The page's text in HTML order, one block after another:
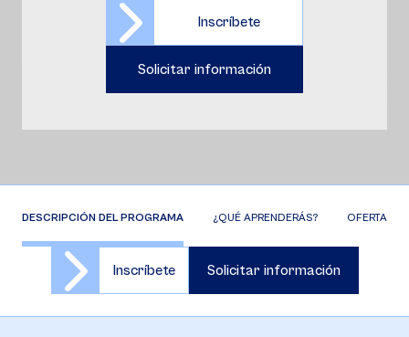
Inscríbete
Solicitar información
DESCRIPCIÓN DEL PROGRAMA ¿QUÉ APRENDERÁS? OFERTA DE
Inscríbete Solicitar información